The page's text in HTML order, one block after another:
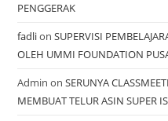
PENGGERAK
fadlionSUPERVISI
OLEH UMMI FOUNDATION
Admin onSERUNYA
MEMBUAT TELUR ASIN SUPER